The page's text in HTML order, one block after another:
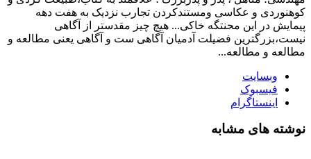
کوهنوردی و عکاسی ومستندکردن تجارب نزدیک به هفت دهه
پیمایش در این محنتگه خاکی... هیچ چیز مقدستر از آگاهی
نیست،بزرگترین فضیلت آدمیان آگاهی ست و آگاهی یعنی مطالعه و
مطالعه و مطالعه...
وبسایت
فیسبوک
اینستاگرام
نوشته های مشابه